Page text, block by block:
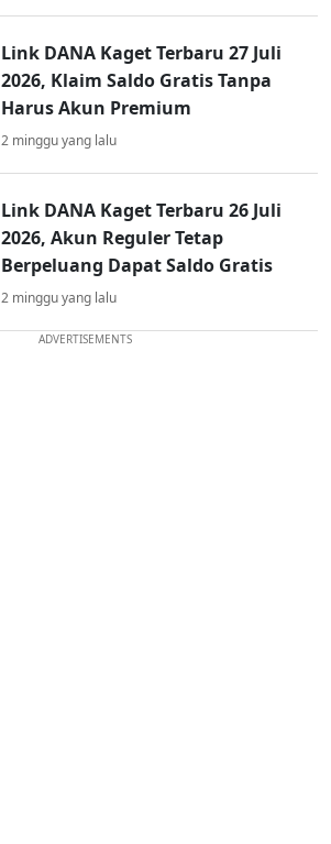
Link DANA Kaget Terbaru 27 Juli
2026, Klaim Saldo Gratis Tanpa
Harus Akun Premium
2 minggu yang lalu
Link DANA Kaget Terbaru 26 Juli
2026, Akun Reguler Tetap
Berpeluang Dapat Saldo Gratis
2 minggu yang lalu
ADVERTISEMENTS